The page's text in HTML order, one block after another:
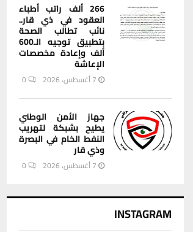
266 ألف راتب أطباء
العقود في ذي قار..
نائب تطالب الصحة
بتطبيق توجيه الـ600
ألف وإعادة مخصصات
الإعاشة
7 أغسطس، 2026 0
جهاز الأمن الوطني
يطيح بشبكة لتهريب
النفط الخام في البصرة
وذي قار
7 أغسطس، 2026 0
INSTAGRAM